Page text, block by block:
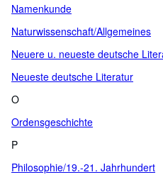
Namenkunde
Naturwissenschaft/Allgemeines
Neuere u. neueste deutsche
Neueste deutsche Literatur
O
Ordensgeschichte
P
Philosophie/19.-21. Jahrhundert